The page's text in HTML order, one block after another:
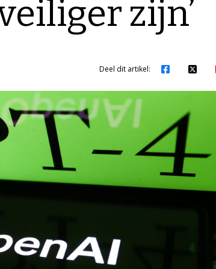
zijn’
Deel dit artikel: